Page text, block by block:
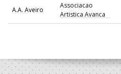
A.A. Aveiro
Associacao
Artistica Avanca
A.A. Aveiro
Associacao
Artistica Avanca